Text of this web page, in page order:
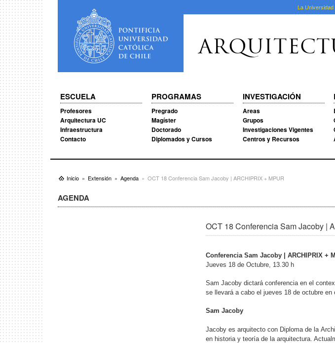
La Universidad
ESCUELA
Profesores
Arquitectura UC
Infraestructura
Contacto
PROGRAMAS
Pregrado
Magíster
Doctorado
Diplomados y Cursos
INVESTIGACIÓN
Areas
Grupos
Investigaciones Vigentes
Centros y Recursos
Inicio Extensión Agenda OCT 18 Conferencia Sam Jacoby | ARCHIPRIX + MPUR
AGENDA
OCT 18 Conferencia Sam Jacoby |
Conferencia Sam Jacoby | ARCHIPRIX +
Jueves 18 de Octubre, 13.30 h
Sam Jacoby dictará conferencia en el
se llevará a cabo el jueves 18 de octubre
Sam Jacoby
Jacoby es arquitecto con Diploma de la
en historia y teoría de la arquitectura.